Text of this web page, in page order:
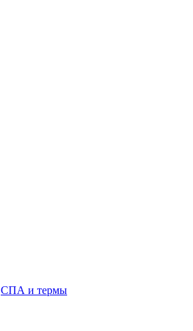
СПА и термы